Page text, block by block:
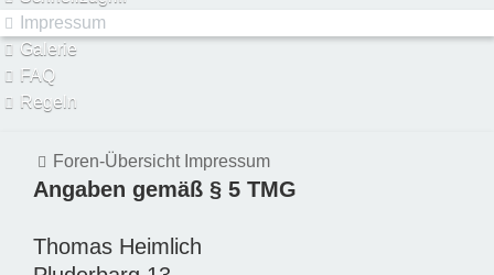
Impressum
Galerie
FAQ
Regeln
Foren-Übersicht Impressum
Angaben gemäß § 5 TMG
Thomas Heimlich